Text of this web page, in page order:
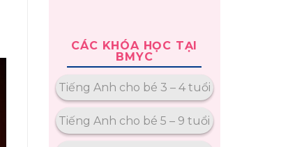
CÁC KHÓA HỌC TẠI
BMYC
Tiếng Anh cho bé 3 – 4 tuổi
Tiếng Anh cho bé 5 – 9 tuổi